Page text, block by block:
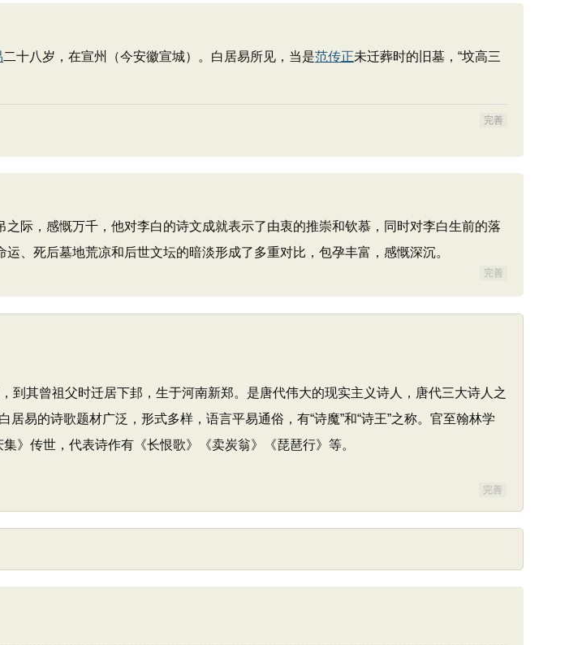
二十八岁，在宣州（今安徽宣城）。白居易所见，当是范传正未迁葬时的旧墓，“坟高三
完善
际，感慨万千，他对李白的诗文成就表示了由衷的推崇和钦慕，同时对李白生前的落
、死后墓地荒凉和后世文坛的暗淡形成了多重对比，包孕丰富，感慨深沉。
完善
其曾祖父时迁居下邽，生于河南新郑。是唐代伟大的现实主义诗人，唐代三大诗人之
易的诗歌题材广泛，形式多样，语言平易通俗，有“诗魔”和“诗王”之称。官至翰林学
》传世，代表诗作有《长恨歌》《卖炭翁》《琵琶行》等。
完善